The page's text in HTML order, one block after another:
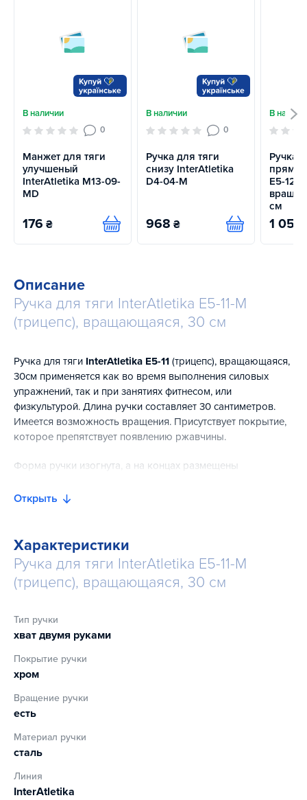
В наличии
0
Манжет для тяги
улучшеный
InterAtletika M13-09-
MD
176 ₴ Купить
В наличии
0
Ручка для тяги
снизу InterAtletika
D4-04-M
968 ₴ Купить
В
Ручка
E5-12-M
см
1 056
Описание
Ручка для тяги InterAtletika E5-11-M
(трицепс), вращающаяся, 30 см
Ручка для тяги InterAtletika Е5-11 (трицепс), вращающаяся,
30см применяется как во время выполнения силовых
упражнений, так и при занятиях фитнесом, или
физкультурой. Длина ручки составляет 30 сантиметров.
Имеется возможность вращения. Присутствует покрытие,
которое препятствует появлению ржавчины.
Форма ручки изогнута, а на концах размещены
Кроме того, на самой конструкции присутствуют насечки
Открыть
Характеристики
Ручка для тяги InterAtletika E5-11-M
(трицепс), вращающаяся, 30 см
Тип ручки
хват двумя руками
Покрытие ручки
хром
Вращение ручки
есть
Материал ручки
сталь
Линия
InterAtletika